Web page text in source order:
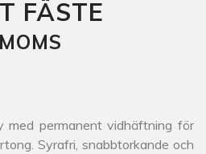
FÄSTE
med permanent vidhäftning för
Syrafri, snabbtorkande och